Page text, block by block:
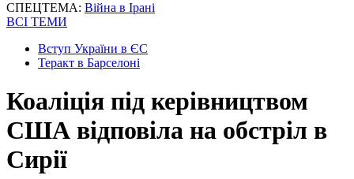
СПЕЦТЕМА: Війна в Ірані
ВСІ ТЕМИ
Вступ України в ЄС
Теракт в Барселоні
Коаліція під керівництвом
США відповіла на обстріл в
Сирії